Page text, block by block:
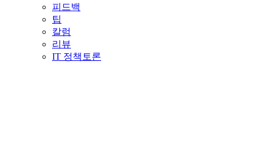
피드백
팁
칼럼
리뷰
IT 정책토론